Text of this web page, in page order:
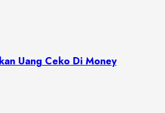
Uang Ceko Di Money